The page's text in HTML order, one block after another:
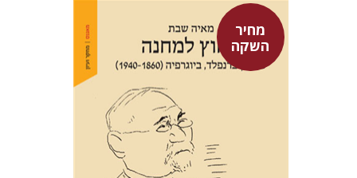
מחיר
השקה
מאיה שבת